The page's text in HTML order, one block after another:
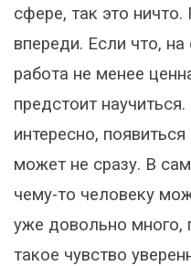
сфере, так это
впереди. Если что,
работа не менее
предстоит
интересно,
может не сразу. В
чему-то человеку
уже довольно много,
такое чувство